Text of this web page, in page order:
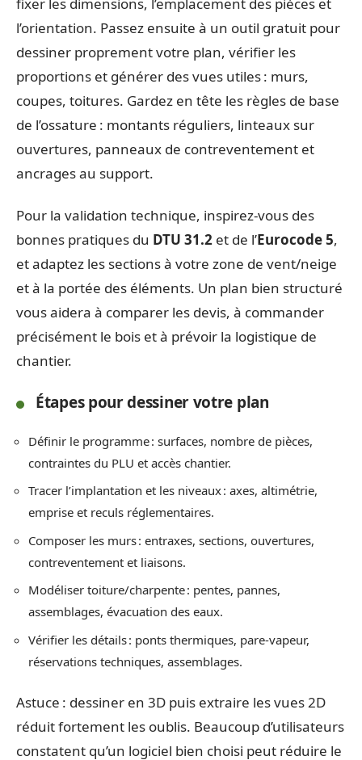
l’orientation. Passez ensuite à un outil gratuit pour
dessiner proprement votre plan, vérifier les
proportions et générer des vues utiles : murs,
coupes, toitures. Gardez en tête les règles de base
de l’ossature : montants réguliers, linteaux sur
ouvertures, panneaux de contreventement et
ancrages au support.
Pour la validation technique, inspirez-vous des
bonnes pratiques du DTU 31.2 et de l’Eurocode 5,
et adaptez les sections à votre zone de vent/neige
et à la portée des éléments. Un plan bien structuré
vous aidera à comparer les devis, à commander
précisément le bois et à prévoir la logistique de
chantier.
Étapes pour dessiner votre plan
Définir le programme : surfaces, nombre de pièces,
contraintes du PLU et accès chantier.
Tracer l’implantation et les niveaux : axes, altimétrie,
emprise et reculs réglementaires.
Composer les murs : entraxes, sections, ouvertures,
contreventement et liaisons.
Modéliser toiture/charpente : pentes, pannes,
assemblages, évacuation des eaux.
Vérifier les détails : ponts thermiques, pare-vapeur,
réservations techniques, assemblages.
Astuce : dessiner en 3D puis extraire les vues 2D
réduit fortement les oublis. Beaucoup d’utilisateurs
constatent qu’un logiciel bien choisi peut réduire le